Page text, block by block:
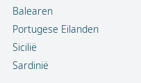
Balearen
Portugese Eilanden
Sicilië
Sardinië